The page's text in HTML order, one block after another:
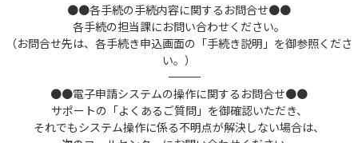
●●各手続の手続内容に関するお問合せ●●
各手続の担当課にお問い合わせください。
（お問合せ先は、各手続き申込画面の「手続き説明」を御参照くださ
い。）
――――――――――――――――――――――――――――――――――――――――――――――――――
●●電子申請システムの操作に関するお問合せ●●
サポートの「よくあるご質問」を御確認いただき、
それでもシステム操作に係る不明点が解決しない場合は、